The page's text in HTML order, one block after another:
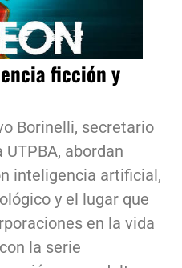
ficción y
Borinelli, secretario
abordan
inteligencia artificial,
y el lugar que
en la vida
la serie